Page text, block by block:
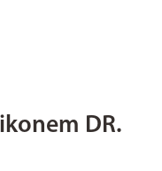
DR.